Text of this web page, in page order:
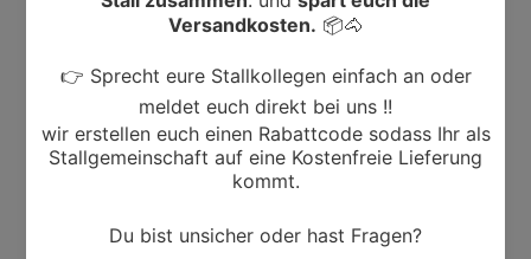
Zusammensetzung:
Dinkel (nackt)